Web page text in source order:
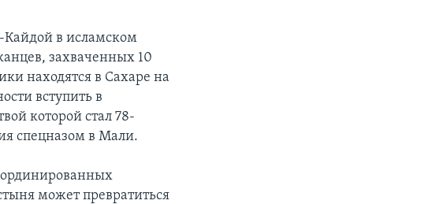
в исламском
захваченных 10
находятся в Сахаре на
вступить в
которой стал 78-
спецназом в Мали.
может превратиться